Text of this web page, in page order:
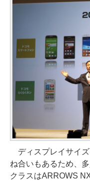
ディスプレイサイ
ね合いもあるため、
クラスはARROWS